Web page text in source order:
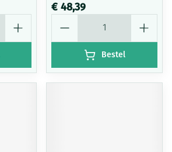
€ 48,39
Bestel